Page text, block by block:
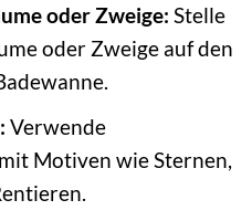
oder Zweige: Stelle
oder Zweige auf den
Verwende
Motiven wie Sternen,